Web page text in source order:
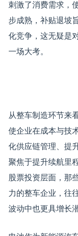
刺激了消费需求，
步成熟，补贴退坡
化竞争，这无疑是
一场大考。
从整车制造环节来
使企业在成本与技
化供应链管理、提
聚焦于提升续航里
股票投资层面，那
力的整车企业，往
波动中也更具增长潜